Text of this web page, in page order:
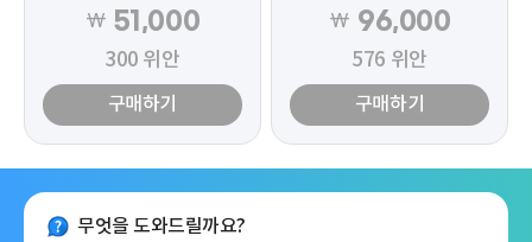
₩ 51,000
300 위안
구매하기
₩ 96,000
576 위안
구매하기
무엇을 도와드릴까요?